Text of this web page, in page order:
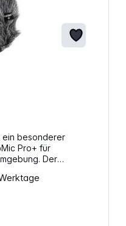
ein besonderer
Pro+ für
Der
VMP+ dient der
bei